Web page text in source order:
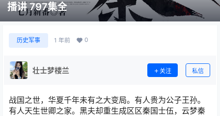
播讲 797集全
历史军事 1 年前 0
壮士梦楼兰 关注 私信
战国之世，华夏千年未有之大变局。有人贵为公子王孙。
有人天生世卿之家。黑夫却重生成区区秦国士伍，云梦秦